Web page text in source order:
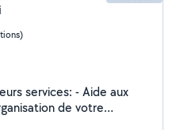
services: - Aide aux